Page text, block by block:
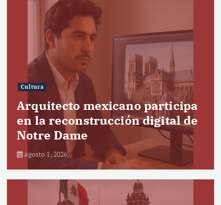
Cultura
Arquitecto mexicano participa
en la reconstrucción digital de
Notre Dame
agosto 1, 2026